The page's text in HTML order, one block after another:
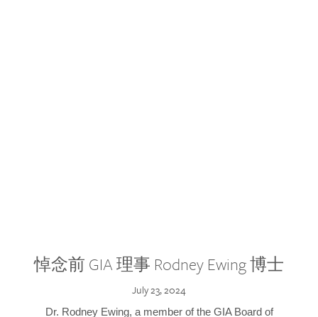
悼念前 GIA 理事 Rodney Ewing 博士
July 23, 2024
Dr. Rodney Ewing, a member of the GIA Board of